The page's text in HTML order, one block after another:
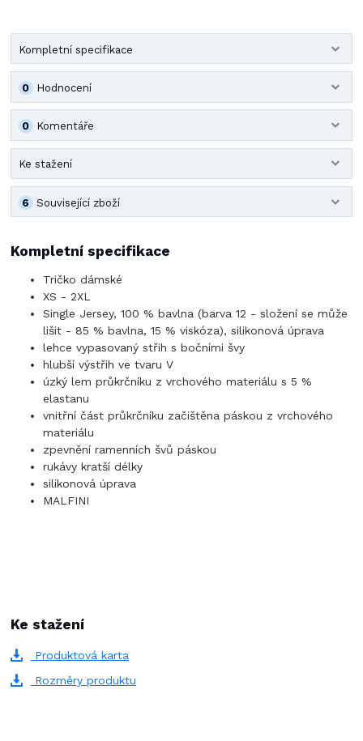
Kompletní specifikace
Hodnocení
0
Komentáře
0
Ke stažení
Související zboží
6
Kompletní specifikace
Tričko dámské
XS - 2XL
Single Jersey, 100 % bavlna (barva 12 - složení se může
lišit - 85 % bavlna, 15 % viskóza), silikonová úprava
lehce vypasovaný střih s bočními švy
hlubší výstřih ve tvaru V
úzký lem průkrčníku z vrchového materiálu s 5 %
elastanu
vnitřní část průkrčníku začištěna páskou z vrchového
materiálu
zpevnění ramenních švů páskou
rukávy kratší délky
silikonová úprava
MALFINI
Ke stažení
Produktová karta
Rozměry produktu